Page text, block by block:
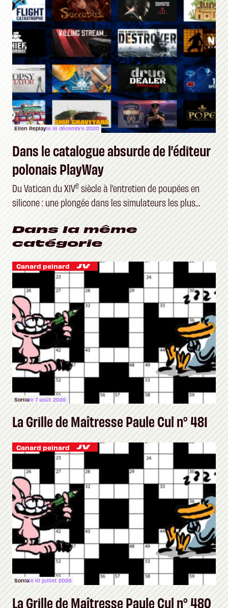
Ellen Replayle 16 décembre 2020
Dans le catalogue absurde de l’éditeur
polonais PlayWay
Du Vatican du XIVesiècle à l’entretien de poupées en
silicone : une plongée dans les simulateurs les plus
étranges du marché
Dans la même
catégorie
Canard peinard
Soniale 7 août 2026
La Grille de Maîtresse Paule Cul n° 481
Canard peinard
Soniale 10 juillet 2026
La Grille de Maîtresse Paule Cul n° 480